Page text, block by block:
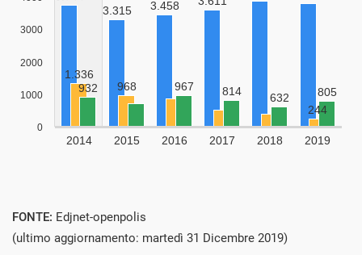
FONTE: Edjnet-openpolis
(ultimo aggiornamento: martedì 31 Dicembre 2019)